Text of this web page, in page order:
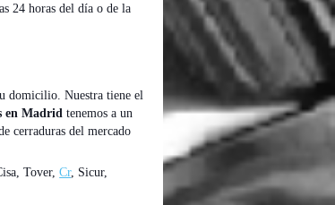
24 horas del día o de la
domicilio. Nuestra tiene el
en Madrid tenemos a un
cerraduras del mercado
Tover,Cr, Sicur,